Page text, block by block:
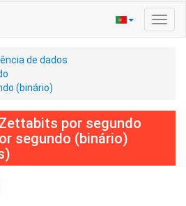
de dados
(binário)
por segundo
segundo (binário)